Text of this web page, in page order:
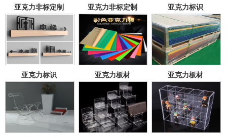
亚克力非标定制 亚克力非标定制 亚克力标识
亚克力标识 亚克力板材 亚克力板材